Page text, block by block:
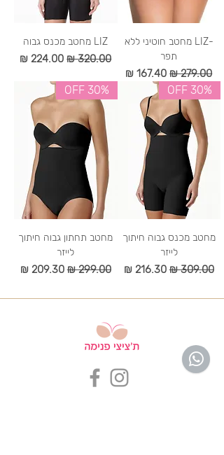
-LIZ מחטב חוטיני ללא
תפר
מחיר רגיל‏279.00 ‏₪ מחיר מבצע
LIZ מחטב מכנס גבוה
מחיר רגיל‏320.00 ‏₪ מחיר מבצע
30% OFF
מחטב מכנס גבוה חיתוך
לייזר
מחיר רגיל‏309.00 ‏₪ מחיר מבצע‏216.30 ‏₪
30% OFF
מחטב תחתון גבוה חיתוך
לייזר
מחיר רגיל‏299.00 ‏₪ מחיר מבצע‏209.30 ‏₪